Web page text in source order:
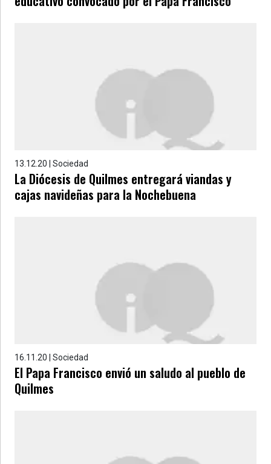
13.12.20 | Sociedad
La Diócesis de Quilmes entregará viandas y
cajas navideñas para la Nochebuena
16.11.20 | Sociedad
El Papa Francisco envió un saludo al pueblo de
Quilmes